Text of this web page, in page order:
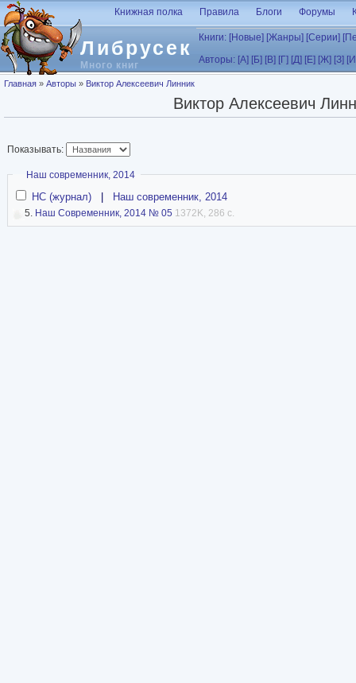
Перейти к основному содержанию
Либрусек
Много книг
Книжная полка Правила Блоги Форумы
Книги: [Новые] [Жанры] [Серии]
Авторы: [А] [Б] [В] [Г] [Д] [Е] [Ж] [З]
Вы здесь
Главная » Авторы » Виктор Алексеевич Линник
Виктор Алексеевич
Показывать:
Скрыть
Наш современник, 2014
НС (журнал) Наш современник, 2014
5. Наш Современник, 2014 № 05 1372K, 286 с.